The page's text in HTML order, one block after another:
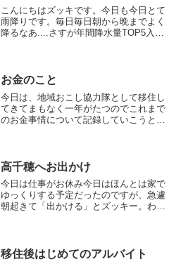
こんにちはズッキです。今日も今日とて
雨降りです。毎日毎日朝から晩までよく
降るなあ....さすが年間降水量TOP5入り
ミッションに興味...
お金のこと
今日は、地域おこし協力隊として移住し
てきてまもなく一年がたつのでこれまで
のお金事情について記録していこうと思
謝ですしかも地域おこし...
高千穂へお出かけ
今日は仕事がお休み今日はほんとは家で
ゆっくりする予定だったのですが、急遽
朝起きて「出かける」とズッキー。わた
良く車から降りてすぐに...
移住後はじめてのアルバイト